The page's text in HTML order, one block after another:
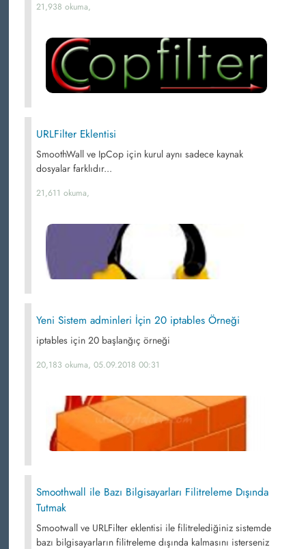
21,938 okuma,
URLFilter Eklentisi
SmoothWall ve IpCop için kurul aynı sadece kaynak
dosyalar farklıdır...
21,611 okuma,
Yeni Sistem adminleri İçin 20 iptables Örneği
iptables için 20 başlanğıç örneği
20,183 okuma, 05.09.2018 00:31
Smoothwall ile Bazı Bilgisayarları Filitreleme Dışında
Tutmak
Smootwall ve URLFilter eklentisi ile filitrelediğiniz sistemde
bazı bilgisayarların filitreleme dışında kalmasını isterseniz